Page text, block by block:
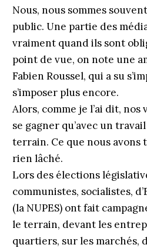
Nous, nous sommes
public. Une partie des
vraiment quand ils sont
point de vue, on note une
Fabien Roussel, qui a su
s’imposer plus encore.
Alors, comme je l’ai dit,
se gagner qu’avec un
terrain. Ce que nous avons
rien lâché.
Lors des élections
communistes, socialistes,
(la NUPES) ont fait
le terrain, devant les
quartiers, sur les marchés,